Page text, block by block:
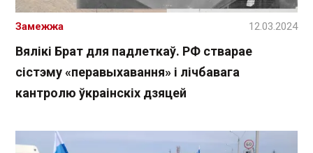
Вялікі Брат для падлеткаў. РФ стварае
сістэму «перавыхавання» і лічбавага
кантролю ўкраінскіх дзяцей
Замежжа 12.03.2024